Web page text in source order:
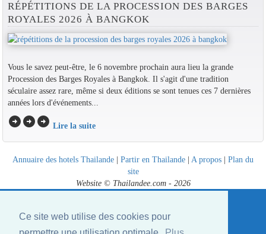
Ce site web utilise des cookies pour
RÉPÉTITIONS DE LA PROCESSION DES BARGES
ROYALES 2026 À BANGKOK
Vous le savez peut-être, le 6 novembre prochain aura lieu la grande
Procession des Barges Royales à Bangkok. Il s'agit d'une tradition
séculaire assez rare, même si deux éditions se sont tenues ces 7 dernières
années lors d'événements...
arrow_circle_rightarrow_circle_rightarrow_circle_right Lire la suite
Annuaire des hotels Thailande | Partir en Thailande | A propos | Plan du
site
Website © Thailandee.com - 2026